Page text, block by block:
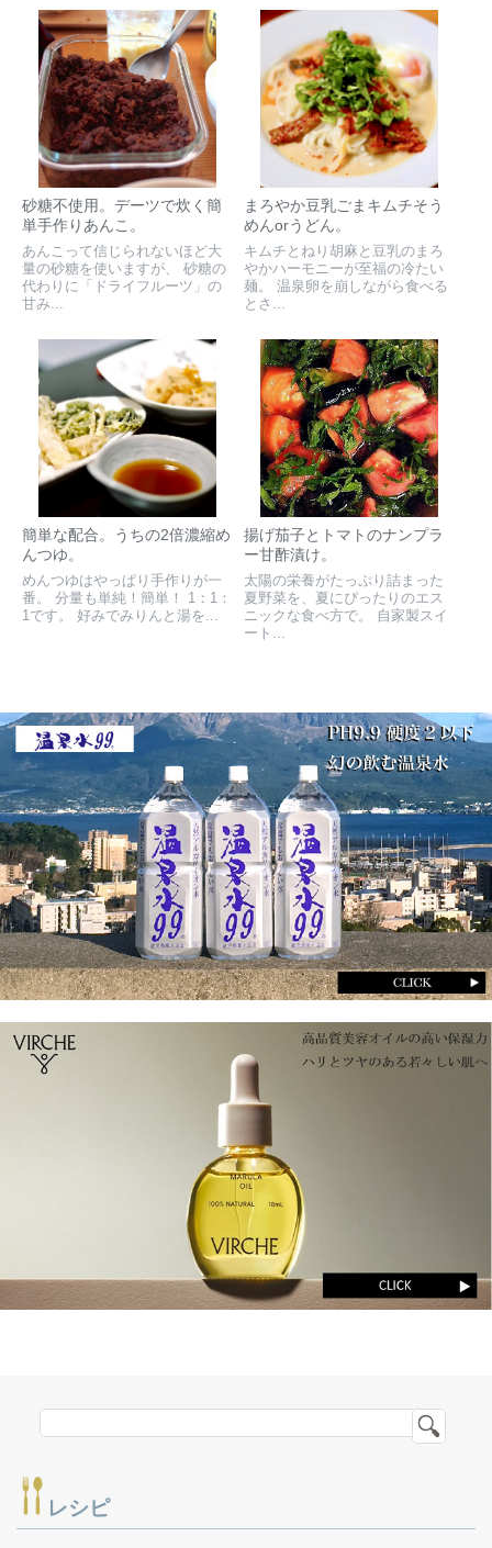
砂糖不使用。デーツで炊く簡
単手作りあんこ。
あんこって信じられないほど大
量の砂糖を使いますが、 砂糖の
代わりに「ドライフルーツ」の
甘み...
まろやか豆乳ごまキムチそう
めんorうどん。
キムチとねり胡麻と豆乳のまろ
やかハーモニーが至福の冷たい
麺。 温泉卵を崩しながら食べる
とさ...
簡単な配合。うちの2倍濃縮め
んつゆ。
めんつゆはやっぱり手作りが一
番。 分量も単純！簡単！ 1：1：
1です。 好みでみりんと湯を...
揚げ茄子とトマトのナンプラ
ー甘酢漬け。
太陽の栄養がたっぷり詰まった
夏野菜を、夏にぴったりのエス
ニックな食べ方で。 自家製スイ
ート...
レシピ